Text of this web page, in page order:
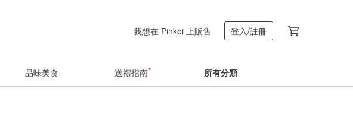
我想在 Pinkoi 上販售 登入/註冊
品味美食 送禮指南 所有分類